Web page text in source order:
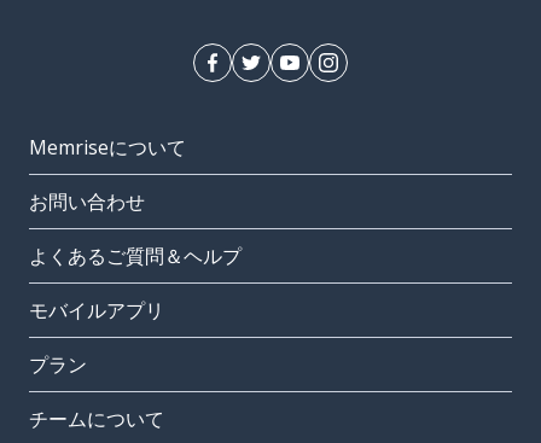
Memriseについて
お問い合わせ
よくあるご質問＆ヘルプ
モバイルアプリ
プラン
チームについて